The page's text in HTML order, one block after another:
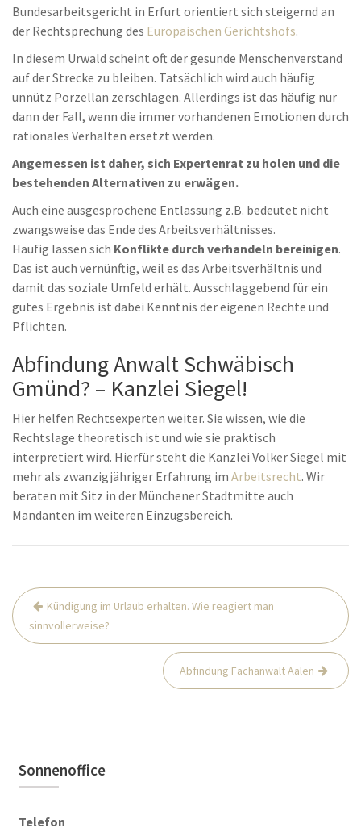
Bundesarbeitsgericht in Erfurt orientiert sich steigernd an
der Rechtsprechung des Europäischen Gerichtshofs.
In diesem Urwald scheint oft der gesunde Menschenverstand
auf der Strecke zu bleiben. Tatsächlich wird auch häufig
unnütz Porzellan zerschlagen. Allerdings ist das häufig nur
dann der Fall, wenn die immer vorhandenen Emotionen durch
rationales Verhalten ersetzt werden.
Angemessen ist daher, sich Expertenrat zu holen und die
bestehenden Alternativen zu erwägen.
Auch eine ausgesprochene Entlassung z.B. bedeutet nicht
zwangsweise das Ende des Arbeitsverhältnisses.
Häufig lassen sich Konflikte durch verhandeln bereinigen.
Das ist auch vernünftig, weil es das Arbeitsverhältnis und
damit das soziale Umfeld erhält. Ausschlaggebend für ein
gutes Ergebnis ist dabei Kenntnis der eigenen Rechte und
Pflichten.
Abfindung Anwalt Schwäbisch
Gmünd? – Kanzlei Siegel!
Hier helfen Rechtsexperten weiter. Sie wissen, wie die
Rechtslage theoretisch ist und wie sie praktisch
interpretiert wird. Hierfür steht die Kanzlei Volker Siegel mit
mehr als zwanzigjähriger Erfahrung im Arbeitsrecht. Wir
beraten mit Sitz in der Münchener Stadtmitte auch
Mandanten im weiteren Einzugsbereich.
Beitrags-
Navigation
Kündigung im Urlaub erhalten. Wie reagiert man
sinnvollerweise?
Abfindung Fachanwalt Aalen
Sonnenoffice
Telefon